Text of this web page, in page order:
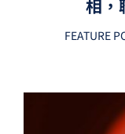
相，
FEATURE